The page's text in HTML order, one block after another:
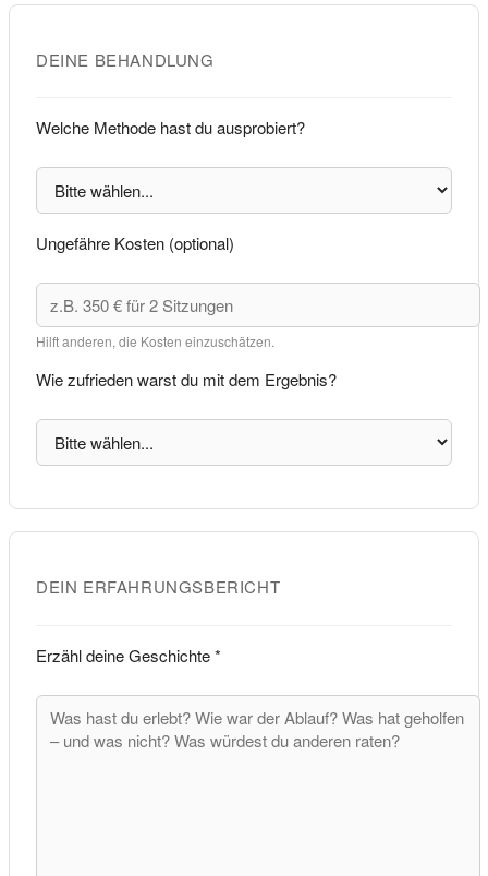
DEINE BEHANDLUNG
Welche Methode hast du ausprobiert?
Ungefähre Kosten (optional)
Hilft anderen, die Kosten einzuschätzen.
Wie zufrieden warst du mit dem Ergebnis?
DEIN ERFAHRUNGSBERICHT
Erzähl deine Geschichte *